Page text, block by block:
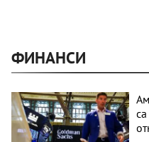
ФИНАНСИ